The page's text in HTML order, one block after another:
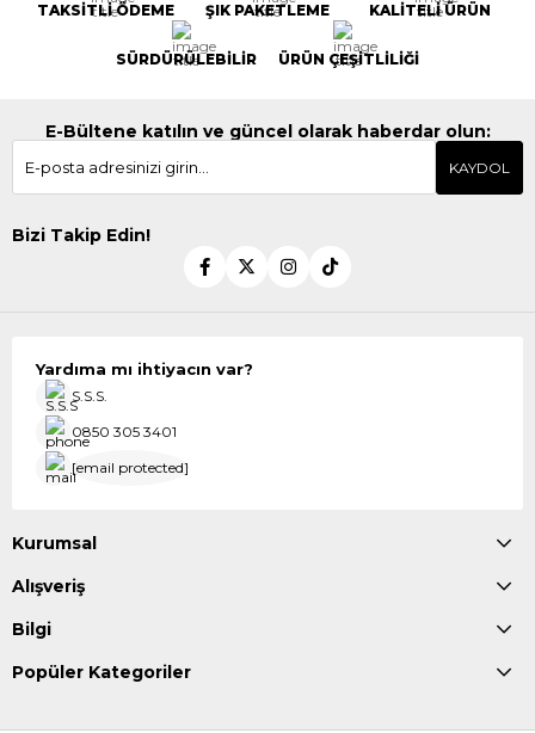
TAKSİTLİ ÖDEME ŞIK PAKETLEME KALİTELİ ÜRÜN
SÜRDÜRÜLEBİLİR ÜRÜN ÇEŞİTLİLİĞİ
E-Bültene katılın ve güncel olarak haberdar olun:
KAYDOL
Bizi Takip Edin!
Yardıma mı ihtiyacın var?
S.S.S.
0850 305 3401
[email protected]
Kurumsal
Alışveriş
Bilgi
Popüler Kategoriler